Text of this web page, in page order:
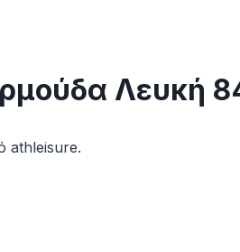
Λευκή
athleisure.